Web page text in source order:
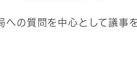
の質問を中心として議事